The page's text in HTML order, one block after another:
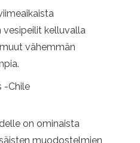
kelluvalla
vähemmän
-Chile
on ominaista
muodostelmien